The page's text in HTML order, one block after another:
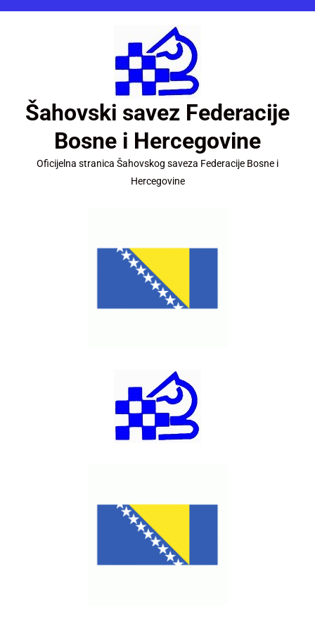
Šahovski savez Federacije
Bosne i Hercegovine
Oficijelna stranica Šahovskog saveza Federacije Bosne i
Hercegovine